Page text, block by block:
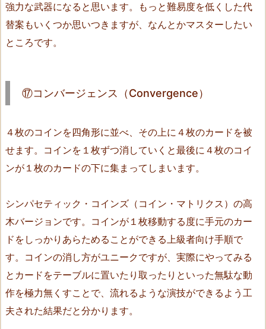
r
i
e
a
o
i
n
ザ・
ダ
ブ
ル・
ソ
強力な武器になると思います。もっと難易度を低くした代
替案もいくつか思いつきますが、なんとかマスターしたい
ところです。
⑰コンバージェンス（Convergence）
４枚のコインを四角形に並べ、その上に４枚のカードを被
せます。コインを１枚ずつ消していくと最後に４枚のコイ
ンが１枚のカードの下に集まってしまいます。
シンパセティック・コインズ（コイン・マトリクス）の高
木バージョンです。コインが１枚移動する度に手元のカー
ドをしっかりあらためることができる上級者向け手順で
す。コインの消し方がユニークですが、実際にやってみる
とカードをテーブルに置いたり取ったりといった無駄な動
作を極力無くすことで、流れるような演技ができるよう工
夫された結果だと分かります。